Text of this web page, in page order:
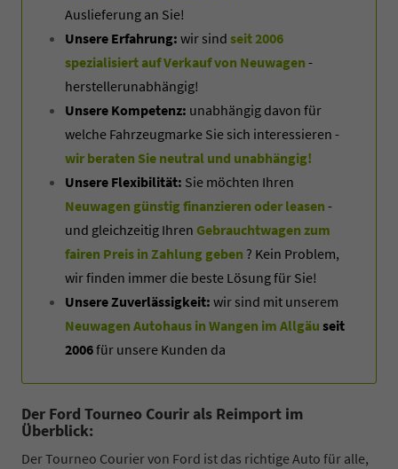
Auslieferung an Sie!
Unsere Erfahrung: wir sind seit 2006
spezialisiert auf Verkauf von Neuwagen -
herstellerunabhängig!
Unsere Kompetenz: unabhängig davon für
welche Fahrzeugmarke Sie sich interessieren -
wir beraten Sie neutral und unabhängig!
Unsere Flexibilität: Sie möchten Ihren
Neuwagen günstig finanzieren oder leasen -
und gleichzeitig Ihren Gebrauchtwagen zum
fairen Preis in Zahlung geben ? Kein Problem,
wir finden immer die beste Lösung für Sie!
Unsere Zuverlässigkeit: wir sind mit unserem
Neuwagen Autohaus in Wangen im Allgäu seit
2006für unsere Kunden da
Der Ford Tourneo Courir als Reimport im
Überblick:
Der Tourneo Courier von Ford ist das richtige Auto für alle,